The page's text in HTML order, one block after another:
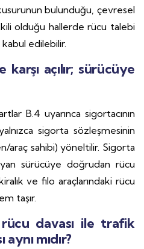
kusurunun bulunduğu, çevresel
olduğu hallerde rücu talebi
edilebilir.
karşı açılır; sürücüye
B.4 uyarınca sigortacının
sigorta sözleşmesinin
araç sahibi) yöneltilir. Sigorta
sürücüye doğrudan rücu
ve filo araçlarındaki rücu
taşır.
davası ile trafik
mıdır?